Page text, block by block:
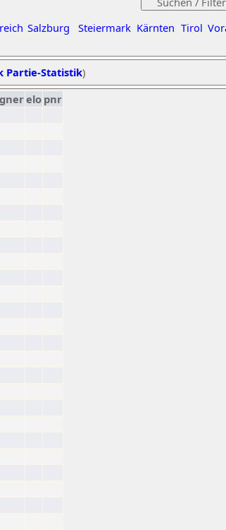
Salzburg Steiermark Kärnten Tirol
Partie-Statistik)
elo pnr